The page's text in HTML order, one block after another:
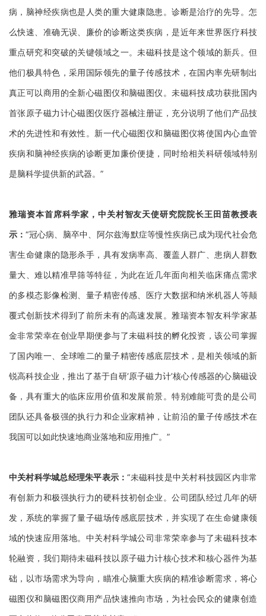
病，脑神经疾病也是人类的重大健康隐患。诊断是治疗的先导。怎
么快速、准确无误、廉价的诊断这类疾病，是近年来世界医疗科技
重点研究和突破的关键领域之一。未磁科技是这个领域的新兵。但
他们极具特色，采用国际领先的量子传感技术，在国内率先研制出
真正可以商用的全新心磁图仪和脑磁图仪。未磁科技成功获批国内
首张原子磁力计心磁图仪医疗器械注册证，充分说明了他们产品技
术的先进性和有效性。新一代心磁图仪和脑磁图仪将使国内心血管
疾病和脑神经疾病的诊断更加廉价便捷，同时给相关科研领域特别
是脑科学提供新的武器。”
雅瑞资本首席科学家，中关村智友天使研究院院长王田苗教授表
示：“冠心病、脑卒中、阿尔兹海默症等慢性疾病已成为现代社会危
害生命健康的隐形杀手，具有发病率高、覆盖人群广、患病人群数
量大、难以精准早筛等特征，为此在近几年面向相关临床痛点需求
的多模态影像检测、量子精密传感、医疗大数据和纳米机器人等颠
覆式创新技术得到了前所未有的高速发展。雅瑞资本智友科学家基
金非常荣幸在创业早期便参与了未磁科技的孵化投资，该公司掌握
了国内唯一、全球唯二的量子精密传感底层技术，是相关领域的新
锐高科技企业，推出了基于自研‘原子磁力计’核心传感器的心脑磁设
备，具有重大的临床应用价值和发展前景。特别难能可贵的是公司
团队还具备极强的执行力和企业家精神，让前沿的量子传感技术在
我国可以如此快速地商业落地和应用推广。”
中关村科学城总经理朱平表示：“未磁科技是中关村科技园区内非常
有创新力和极强执行力的硬科技初创企业。公司团队经过几年的研
发，系统的掌握了量子磁场传感底层技术，并实现了在生命健康领
域的快速应用落地。中关村科学城公司非常荣幸参与了未磁科技本
轮融资，我们期待未磁科技以原子磁力计核心技术和核心器件为基
础，以市场需求为导向，瞄准心脑重大疾病的精准诊断需求，将心
磁图仪和脑磁图仪商用产品快速推向市场，为社会民众的健康创造